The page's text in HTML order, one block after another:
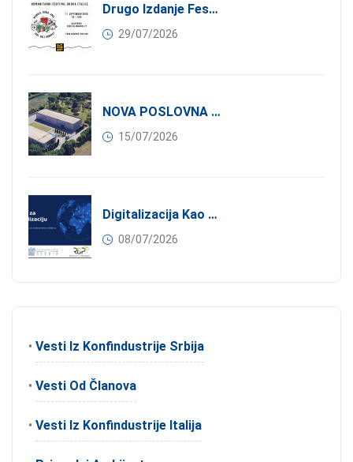
Drugo Izdanje Festivala JEDI.VOLI.DONIRAJ: Spoj Gastronomije I Solidarnosti
29/07/2026
NOVA POSLOVNA PRILIKA ZA ČLANOVE KONFINDUSTRIJE SRBIJA: Izdavanje Moderne Industrijske Hale U Pančevu – 1.200 M² U Industrijskoj Zoni
15/07/2026
Digitalizacija Kao Pokretač Internacionalizacije
08/07/2026
• Vesti Iz Konfindustrije Srbija
• Vesti Od Članova
• Vesti Iz Konfindustrije Italija